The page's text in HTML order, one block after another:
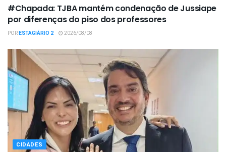
#Chapada: TJBA mantém condenação de Jussiape
por diferenças do piso dos professores
PORESTAGIÁRIO 2 2026/08/08
CIDADES